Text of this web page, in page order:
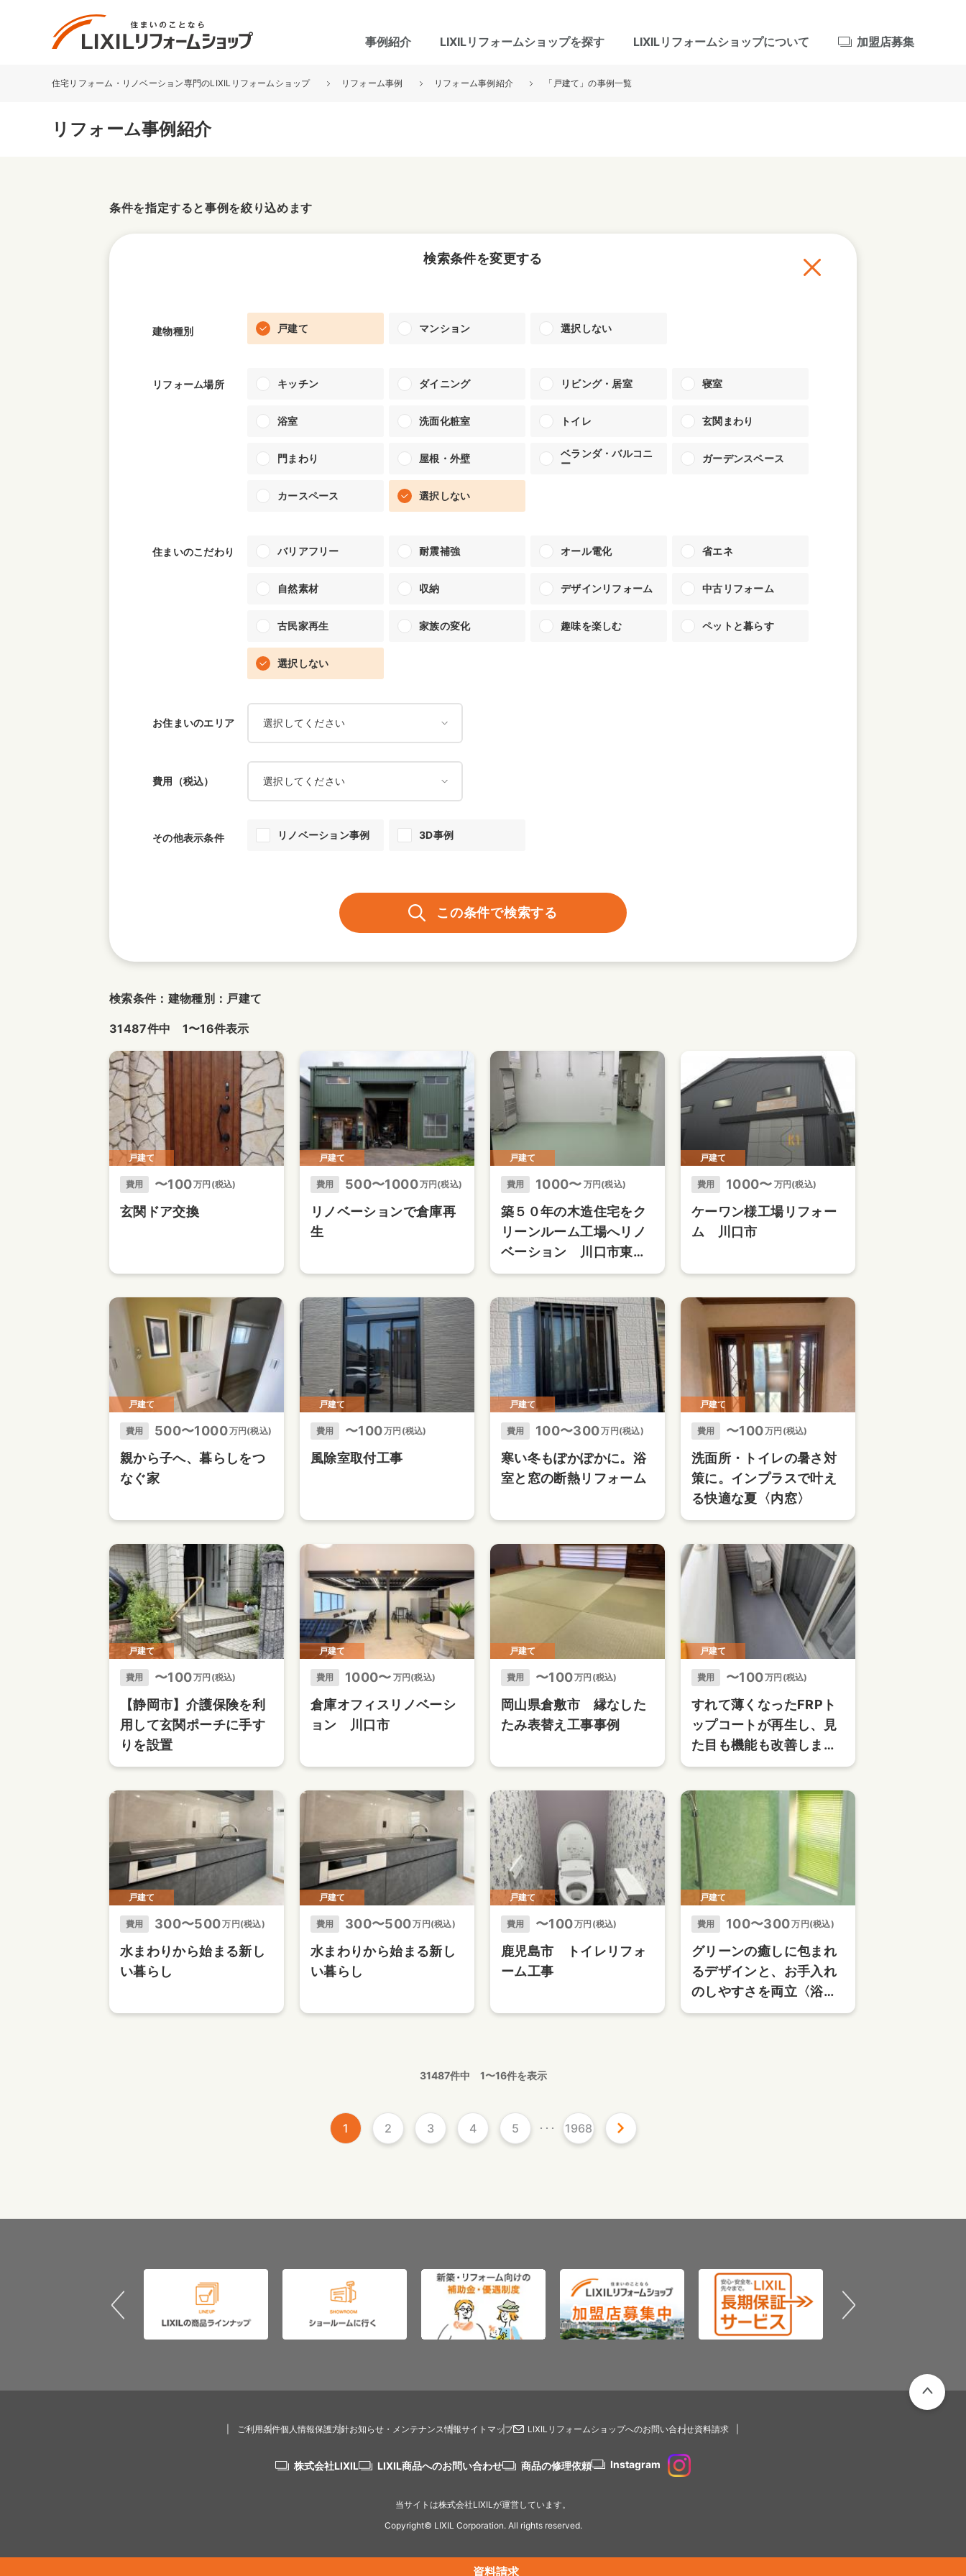
事例紹介
リフォーム事例を探す
デザインリフォーム 中古リフォーム 古民家再生
LIXILリフォームショップを探す LIXILリフォームショップについて
LIXILリフォームショップについて
ストップ
リフォームお役立ち情報
おすすめ情報
加盟店募集
住宅リフォーム・リノベーション専門のLIXILリフォームショップ リフォーム事例 リフォーム事例紹介 「戸建て」の事例一覧
リフォーム事例紹介
条件を指定すると事例を絞り込めます
検索条件を変更する
建物種別 戸建て マンション 選択しない
リフォーム場所 キッチン ダイニング リビング・居室 寝室
浴室 洗面化粧室 トイレ 玄関まわり
門まわり 屋根・外壁
ベランダ・バルコニ
ー
ガーデンスペース
カースペース 選択しない
住まいのこだわり バリアフリー 耐震補強 オール電化 省エネ
自然素材 収納 デザインリフォーム 中古リフォーム
古民家再生 家族の変化 趣味を楽しむ ペットと暮らす
選択しない
お住まいのエリア
費用（税込）
その他表示条件 リノベーション事例 3D事例
この条件で検索する
検索条件：建物種別：戸建て
31487件中 1〜16件表示
戸建て
費用 〜100万円(税込)
玄関ドア交換
戸建て
費用 500〜1000万円(税込)
リノベーションで倉庫再
生
戸建て
費用 1000〜 万円(税込)
築５０年の木造住宅をク
リーンルーム工場へリノ
ベーション 川口市東領
家
戸建て
費用 1000〜 万円(税込)
ケーワン様工場リフォー
ム 川口市
戸建て
費用 500〜1000万円(税込)
親から子へ、暮らしをつ
なぐ家
戸建て
費用 〜100万円(税込)
風除室取付工事
戸建て
費用 100〜300万円(税込)
寒い冬もぽかぽかに。浴
室と窓の断熱リフォーム
戸建て
費用 〜100万円(税込)
洗面所・トイレの暑さ対
策に。インプラスで叶え
る快適な夏〈内窓〉
戸建て
費用 〜100万円(税込)
【静岡市】介護保険を利
用して玄関ポーチに手す
りを設置
戸建て
費用 1000〜 万円(税込)
倉庫オフィスリノベーシ
ョン 川口市
戸建て
費用 〜100万円(税込)
岡山県倉敷市 縁なした
たみ表替え工事事例
戸建て
費用 〜100万円(税込)
すれて薄くなったFRPト
ップコートが再生し、見
た目も機能も改善しまし
た
戸建て
費用 300〜500万円(税込)
水まわりから始まる新し
い暮らし
戸建て
費用 300〜500万円(税込)
水まわりから始まる新し
い暮らし
戸建て
費用 〜100万円(税込)
鹿児島市 トイレリフォ
ーム工事
戸建て
費用 100〜300万円(税込)
グリーンの癒しに包まれ
るデザインと、お手入れ
のしやすさを両立〈浴
室〉
31487件中 1〜16件を表示
1 2 3 4 5 ･･･ 1968
資料請求
ご利用条件個人情報保護方針お知らせ・メンテナンス情報サイトマップ LIXILリフォームショップへのお問い合わせ資料請求
株式会社LIXIL LIXIL商品へのお問い合わせ 商品の修理依頼 Instagram
当サイトは株式会社LIXILが運営しています。
Copyright© LIXIL Corporation. All rights reserved.